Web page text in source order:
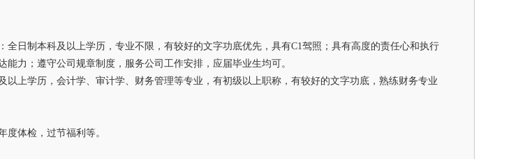
日制本科及以上学历，专业不限，有较好的文字功底优先，具有C1驾照；具有高度的责任心和执行
力；遵守公司规章制度，服务公司工作安排，应届毕业生均可。
以上学历，会计学、审计学、财务管理等专业，有初级以上职称，有较好的文字功底，熟练财务专业
度体检，过节福利等。